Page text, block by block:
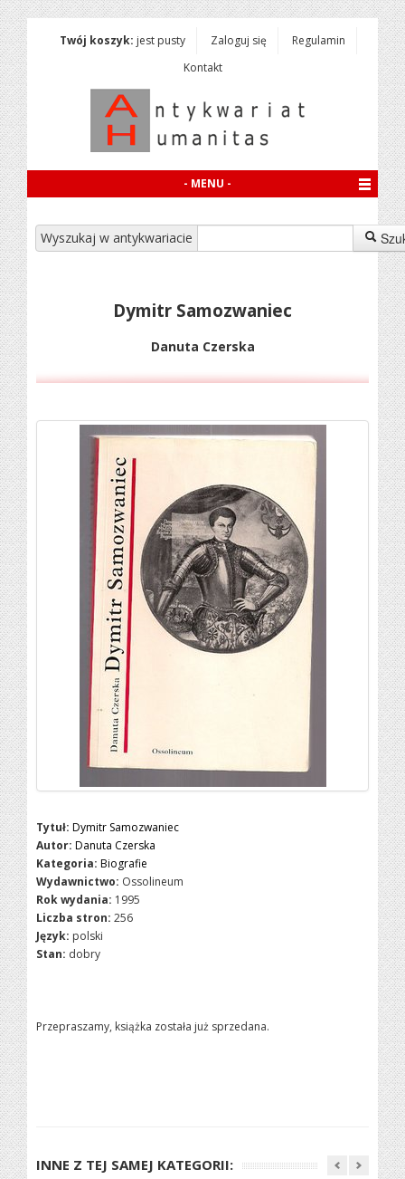
Twój koszyk: jest pusty Zaloguj się
Regulamin
Kontakt
- MENU -
Wyszukaj w antykwariacie
Dymitr Samozwaniec
Danuta Czerska
Tytuł: Dymitr Samozwaniec
Autor: Danuta Czerska
Kategoria: Biografie
Wydawnictwo: Ossolineum
Rok wydania: 1995
Liczba stron: 256
Język: polski
Stan: dobry
Przepraszamy, książka została już sprzedana.
INNE Z TEJ SAMEJ KATEGORII: